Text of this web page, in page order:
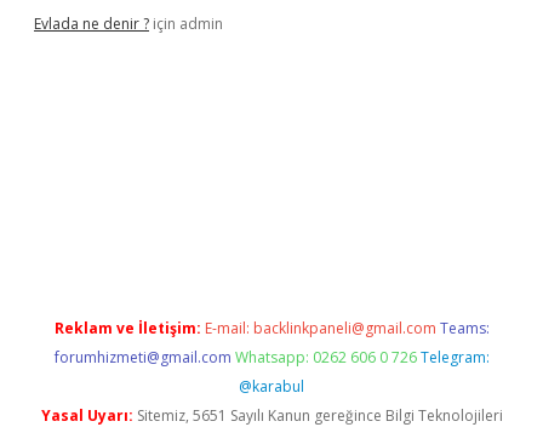
Evlada ne denir ? için admin
Reklam ve İletişim: E-mail: backlinkpaneli@gmail.com Teams:
forumhizmeti@gmail.com Whatsapp: 0262 606 0 726 Telegram:
@karabul
Yasal Uyarı: Sitemiz, 5651 Sayılı Kanun gereğince Bilgi Teknolojileri